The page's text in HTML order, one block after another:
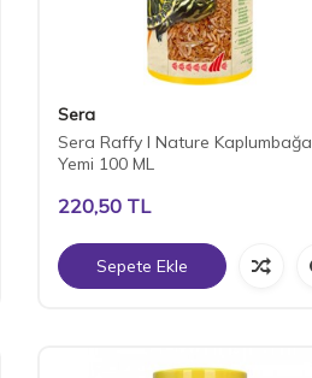
Sera
Sera Raffy I Nature Kaplumbağa
Yemi 100 ML
220,50TL
Sepete Ekle